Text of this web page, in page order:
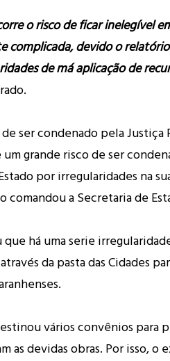
o risco de ficar inelegível
complicada, devido o
de má aplicação de
ser condenado pela Justiça
grande risco de ser
por irregularidades na
comandou a Secretaria de
há uma serie
da pasta das Cidades
vários convênios para
as devidas obras. Por isso, o